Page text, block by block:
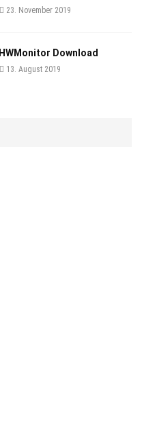
23. November 2019
HWMonitor Download
13. August 2019